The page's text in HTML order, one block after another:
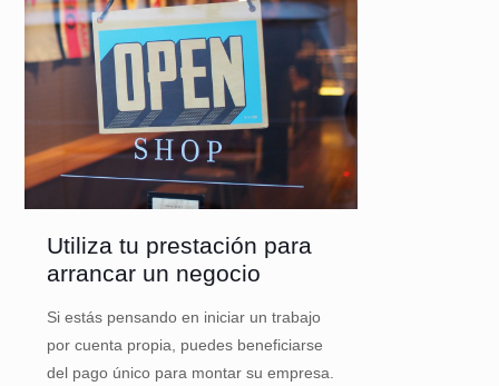
Utiliza tu prestación para
arrancar un negocio
Si estás pensando en iniciar un trabajo
por cuenta propia, puedes beneficiarse
del pago único para montar su empresa.